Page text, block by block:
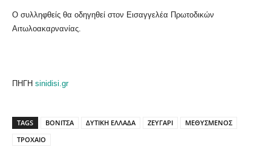
Ο συλληφθείς θα οδηγηθεί στον Εισαγγελέα Πρωτοδικών
Αιτωλοακαρνανίας.
ΠΗΓΗ sinidisi.gr
TAGS ΒΟΝΙΤΣΑ ΔΥΤΙΚΗ ΕΛΛΑΔΑ ΖΕΥΓΑΡΙ
ΜΕΘΥΣΜΕΝΟΣ
ΤΡΟΧΑΙΟ